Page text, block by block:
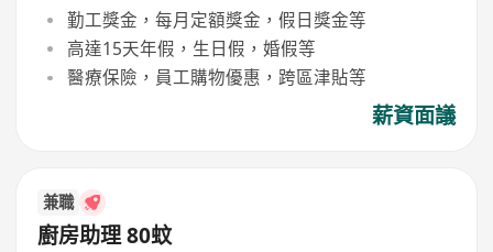
勤工獎金，每月定額獎金，假日獎金等
高達15天年假，生日假，婚假等
醫療保險，員工購物優惠，跨區津貼等
薪資面議
兼職
廚房助理 80蚊